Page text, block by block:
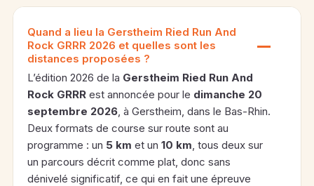
Quand a lieu la Gerstheim Ried Run And
Rock GRRR 2026 et quelles sont les
distances proposées ?
L’édition 2026 de la Gerstheim Ried Run And
Rock GRRR est annoncée pour le dimanche 20
septembre 2026, à Gerstheim, dans le Bas-Rhin.
Deux formats de course sur route sont au
programme : un 5 km et un 10 km, tous deux sur
un parcours décrit comme plat, donc sans
dénivelé significatif, ce qui en fait une épreuve